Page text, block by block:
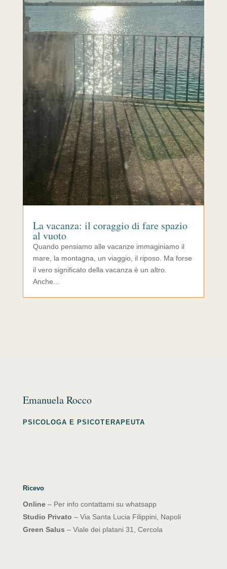
La vacanza: il coraggio di fare spazio
al vuoto
Quando pensiamo alle vacanze immaginiamo il
mare, la montagna, un viaggio, il riposo. Ma forse
il vero significato della vacanza è un altro.
Anche...
Emanuela Rocco
PSICOLOGA E PSICOTERAPEUTA
Ricevo
Online– Per info contattami su whatsapp
Studio Privato – Via Santa Lucia Filippini, Napoli
Green Salus – Viale dei platani 31, Cercola